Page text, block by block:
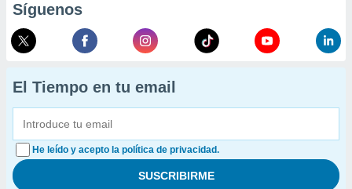
Síguenos
El Tiempo en tu email
He leído y acepto la política de privacidad.